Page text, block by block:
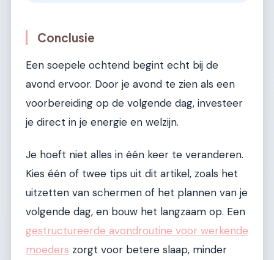
Conclusie
Een soepele ochtend begint echt bij de
avond ervoor. Door je avond te zien als een
voorbereiding op de volgende dag, investeer
je direct in je energie en welzijn.
Je hoeft niet alles in één keer te veranderen.
Kies één of twee tips uit dit artikel, zoals het
uitzetten van schermen of het plannen van je
volgende dag, en bouw het langzaam op. Een
gestructureerde avondroutine voor werkende
moeders zorgt voor betere slaap, minder